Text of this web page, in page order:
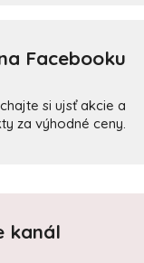
Facebooku
si ujsť akcie a
za výhodné ceny.
kanál